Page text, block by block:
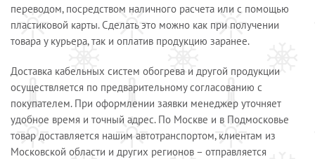
переводом, посредством наличного расчета или с помощью
пластиковой карты. Сделать это можно как при получении
товара у курьера, так и оплатив продукцию заранее.
Доставка кабельных систем обогрева и другой продукции
осуществляется по предварительному согласованию с
покупателем. При оформлении заявки менеджер уточняет
удобное время и точный адрес. По Москве и в Подмосковье
товар доставляется нашим автотранспортом, клиентам из
Московской области и других регионов – отправляется